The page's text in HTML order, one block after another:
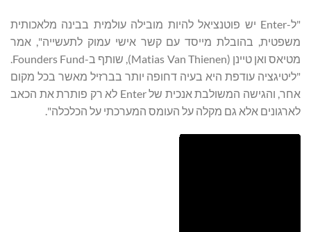
"ל-Enter יש פוטנציאל להיות מובילה עולמית בבינה מלאכותית
משפטית, בהובלת מייסד עם קשר אישי עמוק לתעשייה", אמר
מטיאס ואן טיינן (Matias Van Thienen), שותף ב-Founders Fund.
"ליטיגציה עודפת היא בעיה דחופה יותר בברזיל מאשר בכל מקום
אחר, והגישה המשולבת אנכית של Enter לא רק פותרת את הכאב
לארגונים אלא גם מקלה על העומס המערכתי על הכלכלה".